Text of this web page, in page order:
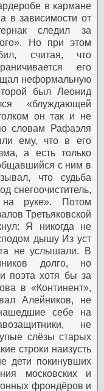
в кармане
в зависимости от
следил за
Но при этом
считая, что
его
неформальную
был Леонид
«блуждающей
он так и не
словам Рафаэля
ему, что в его
а есть только
с ним в
что судьба
снегоочиститель,
на руке». Потом
Третьяковской
Я никогда не
дышуИз уст
не услышали. В
долго, но
поэта хотя бы за
в «Континент»,
Алейников, не
себе на
не
слёзы старых
строки наизусть
дети покинувших
московских и
фрондёров и